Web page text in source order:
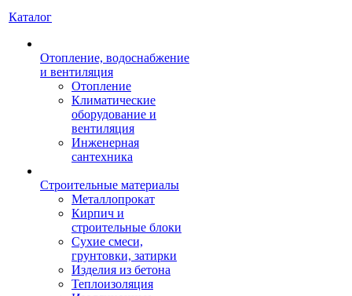
Каталог
Отопление, водоснабжение
и вентиляция
Отопление
Климатические
оборудование и
вентиляция
Инженерная
сантехника
Строительные материалы
Металлопрокат
Кирпич и
строительные блоки
Сухие смеси,
грунтовки, затирки
Изделия из бетона
Теплоизоляция